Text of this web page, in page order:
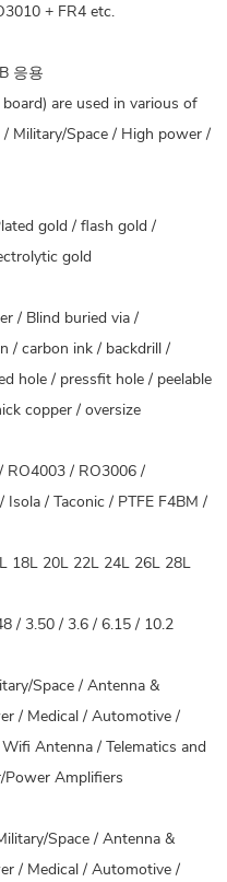
+ FR4 etc.
응용
are used in various of
Military/Space / High power /
gold / flash gold /
gold
/ Blind buried via /
/ carbon ink / backdrill /
hole / pressfit hole / peelable
copper / oversize
RO4003 / RO3006 /
/ Taconic / PTFE F4BM /
18L 20L 22L 24L 26L 28L
/ 3.50 / 3.6 / 6.15 / 10.2
Space / Antenna &
/ Medical / Automotive /
Antenna / Telematics and
Amplifiers
Space / Antenna &
/ Medical / Automotive /